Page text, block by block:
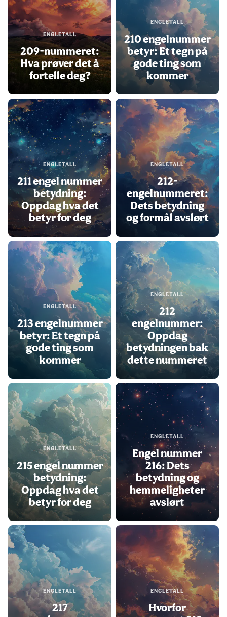
ENGLETALL
209-nummeret:
Hva prøver det å
fortelle deg?
ENGLETALL
210 engelnummer
betyr: Et tegn på
gode ting som
kommer
ENGLETALL
211 engel nummer
betydning:
Oppdag hva det
betyr for deg
ENGLETALL
212-
engelnummeret:
Dets betydning
og formål avslørt
ENGLETALL
213 engelnummer
betyr: Et tegn på
gode ting som
kommer
ENGLETALL
212
engelnummer:
Oppdag
betydningen bak
dette nummeret
ENGLETALL
215 engel nummer
betydning:
Oppdag hva det
betyr for deg
ENGLETALL
Engel nummer
216: Dets
betydning og
hemmeligheter
avslørt
ENGLETALL
217
ENGLETALL
Hvorfor